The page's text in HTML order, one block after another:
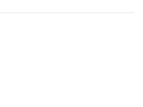
har med wellness å gjøre.
nettet.De finnes men
uansett en kjempe flott
reiser tilbake.